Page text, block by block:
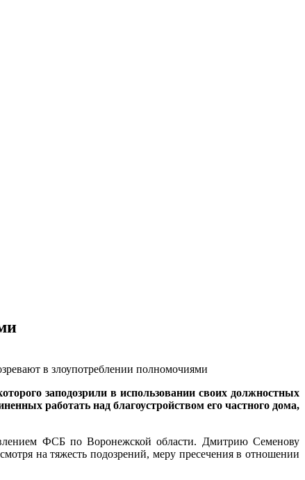
заподозрили в использовании своих должностных
работать над благоустройством его частного дома,
ФСБ по Воронежской области. Дмитрию Семенову
на тяжесть подозрений, меру пресечения в отношении